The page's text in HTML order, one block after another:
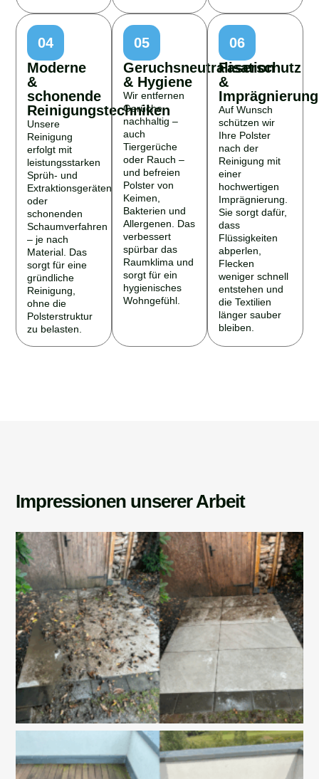
04
Moderne
&
schonende
Reinigungstechniken
Unsere
Reinigung
erfolgt mit
leistungsstarken
Sprüh- und
Extraktionsgeräten
oder
schonenden
Schaumverfahren
– je nach
Material. Das
sorgt für eine
gründliche
Reinigung,
ohne die
Polsterstruktur
zu belasten.
05
Geruchsneutralisation
& Hygiene
Wir entfernen
Gerüche
nachhaltig –
auch
Tiergerüche
oder Rauch –
und befreien
Polster von
Keimen,
Bakterien und
Allergenen. Das
verbessert
spürbar das
Raumklima und
sorgt für ein
hygienisches
Wohngefühl.
06
Faserschutz
&
Imprägnierung
Auf Wunsch
schützen wir
Ihre Polster
nach der
Reinigung mit
einer
hochwertigen
Imprägnierung.
Sie sorgt dafür,
dass
Flüssigkeiten
abperlen,
Flecken
weniger schnell
entstehen und
die Textilien
länger sauber
bleiben.
Impressionen unserer Arbeit